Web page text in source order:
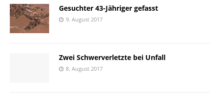
Gesuchter 43-Jähriger gefasst
9. August 2017
Zwei Schwerverletzte bei Unfall
8. August 2017